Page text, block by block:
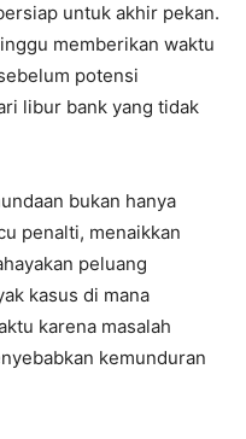
untuk akhir pekan.
memberikan waktu
potensi
libur bank yang tidak
bukan hanya
penalti, menaikkan
peluang
kasus di mana
karena masalah
kemunduran